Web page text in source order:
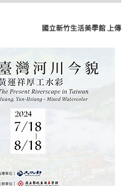
國立新竹生活美學館 上傳